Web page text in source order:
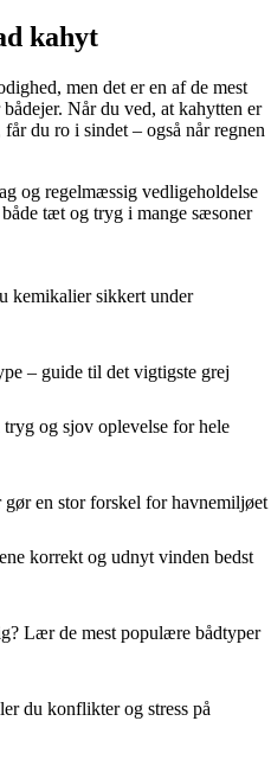
kahyt
men det er en af de mest
Når du ved, at kahytten er
du ro i sindet – også når regnen
og regelmæssig vedligeholdelse
tæt og tryg i mange sæsoner
kemikalier sikkert under
– guide til det vigtigste grej
tryg og sjov oplevelse for hele
en stor forskel for havnemiljøet
korrekt og udnyt vinden bedst
Lær de mest populære bådtyper
du konflikter og stress på